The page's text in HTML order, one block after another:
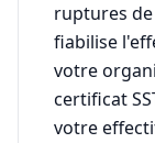
ruptures
fiabilise
votre
certificat
votre